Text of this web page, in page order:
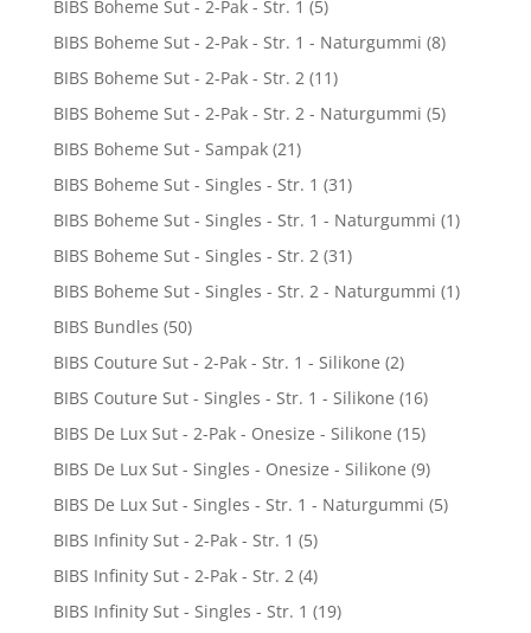
BIBS Boheme Sut - 2-Pak - Str. 1 (5)
BIBS Boheme Sut - 2-Pak - Str. 1 - Naturgummi (8)
BIBS Boheme Sut - 2-Pak - Str. 2 (11)
BIBS Boheme Sut - 2-Pak - Str. 2 - Naturgummi (5)
BIBS Boheme Sut - Sampak (21)
BIBS Boheme Sut - Singles - Str. 1 (31)
BIBS Boheme Sut - Singles - Str. 1 - Naturgummi (1)
BIBS Boheme Sut - Singles - Str. 2 (31)
BIBS Boheme Sut - Singles - Str. 2 - Naturgummi (1)
BIBS Bundles (50)
BIBS Couture Sut - 2-Pak - Str. 1 - Silikone (2)
BIBS Couture Sut - Singles - Str. 1 - Silikone (16)
BIBS De Lux Sut - 2-Pak - Onesize - Silikone (15)
BIBS De Lux Sut - Singles - Onesize - Silikone (9)
BIBS De Lux Sut - Singles - Str. 1 - Naturgummi (5)
BIBS Infinity Sut - 2-Pak - Str. 1 (5)
BIBS Infinity Sut - 2-Pak - Str. 2 (4)
BIBS Infinity Sut - Singles - Str. 1 (19)